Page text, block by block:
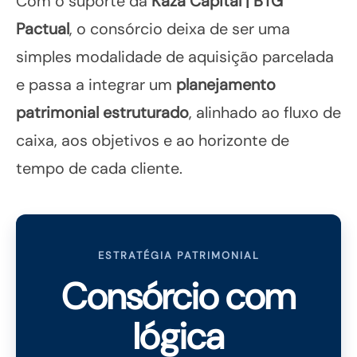
Pactual, o consórcio deixa de ser uma
simples modalidade de aquisição parcelada
e passa a integrar um planejamento
patrimonial estruturado, alinhado ao fluxo de
caixa, aos objetivos e ao horizonte de
tempo de cada cliente.
ESTRATÉGIA PATRIMONIAL
Consórcio com
lógica